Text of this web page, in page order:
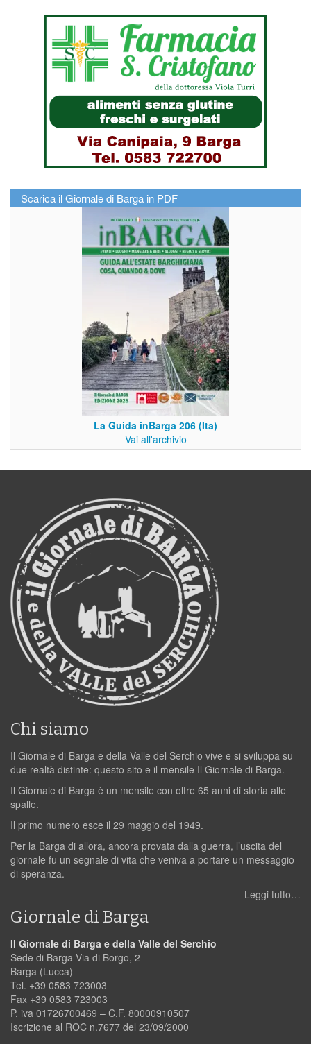
Scarica il Giornale di Barga in PDF
La Guida inBarga 206 (Ita)
Vai all'archivio
Chi siamo
Il Giornale di Barga e della Valle del Serchio vive e si sviluppa su
due realtà distinte: questo sito e il mensile Il Giornale di Barga.
Il Giornale di Barga è un mensile con oltre 65 anni di storia alle
spalle.
Il primo numero esce il 29 maggio del 1949.
Per la Barga di allora, ancora provata dalla guerra, l’uscita del
giornale fu un segnale di vita che veniva a portare un messaggio
di speranza.
Leggi tutto…
Giornale di Barga
Il Giornale di Barga e della Valle del Serchio
Sede di Barga Via di Borgo, 2
Barga (Lucca)
Tel. +39 0583 723003
Fax +39 0583 723003
P. iva 01726700469 – C.F. 80000910507
Iscrizione al ROC n.7677 del 23/09/2000